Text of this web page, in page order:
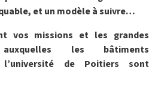
et un modèle à suivre…
vos missions et les grandes
auxquelles les bâtiments
l’université de Poitiers sont